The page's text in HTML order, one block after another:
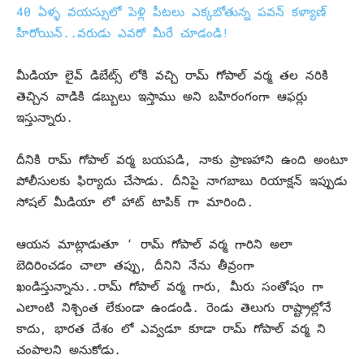
40 ఏళ్ళ వయస్సులో పెళ్లి పీటలు ఎక్కబోతున్న పవన్ కళ్యాణ్
హీరోయిన్..వరుడు ఎవరో మీరే చూడండి!
మీడియా లైవ్ డిబేట్స్ లోకి వచ్చి రామ్ గోపాల్ వర్మ తల నరికి
తెచ్చిన వాడికి డబ్బులు ఇస్తాము అని బహిరంగంగా ఆఫర్లు
ఇస్తున్నారు.
దీనికి రామ్ గోపాల్ వర్మ బయపడి, నాకు ప్రాణహాని ఉంది అంటూ
పోలీసులకు ఫిర్యాదు చేసాడు. దీనిపై నాగబాబు రియాక్షన్ ఇప్పుడు
సోషల్ మీడియా లో హాట్ టాపిక్ గా మారింది.
ఆయన మాట్లాడుతూ ‘ రామ్ గోపాల్ వర్మ గారిని అలా
బెదిరించడం చాలా తప్పు, దీనిని నేను తీవ్రంగా
ఖండిస్తున్నాను..రామ్ గోపాల్ వర్మ గారు, మీరు సంతోషం గా
ఎలాంటి నిశ్చింత లేకుండా ఉండండి. రెండు తెలుగు రాష్ట్రాల్లోనే
కాదు, భారత దేశం లో ఎవ్వడూ కూడా రామ్ గోపాల్ వర్మ ని
చంపాలని అనుకోడు.